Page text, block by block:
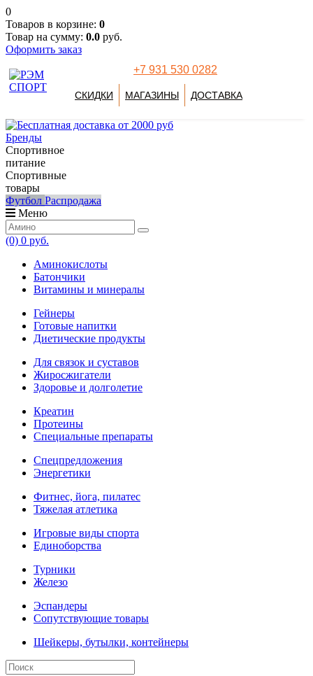
0
Товаров в корзине: 0
Товар на сумму: 0.0 руб.
Оформить заказ
+7 931 530 0282
СКИДКИ МАГАЗИНЫ ДОСТАВКА
Бренды
Спортивное
питание
Спортивные
товары
Футбол Распродажа
Меню
(0) 0 руб.
Аминокислоты
Батончики
Витамины и минералы
Гейнеры
Готовые напитки
Диетические продукты
Для связок и суставов
Жиросжигатели
Здоровье и долголетие
Креатин
Протеины
Специальные препараты
Спецпредложения
Энергетики
Фитнес, йога, пилатес
Тяжелая атлетика
Игровые виды спорта
Единоборства
Турники
Железо
Эспандеры
Сопутствующие товары
Шейкеры, бутылки, контейнеры